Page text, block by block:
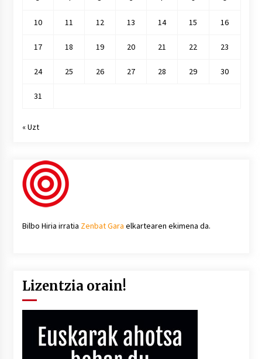
10 11 12 13 14 15 16
17 18 19 20 21 22 23
24 25 26 27 28 29 30
31
« Uzt
Bilbo Hiria irratia Zenbat Gara elkartearen ekimena da.
Lizentzia orain!